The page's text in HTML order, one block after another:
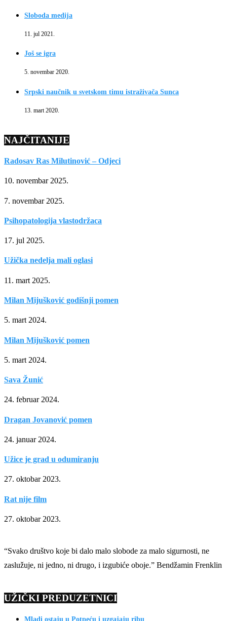
Sloboda medija
11. jul 2021.
Još se igra
5. novembar 2020.
Srpski naučnik u svetskom timu istraživača Sunca
13. mart 2020.
NAJČITANIJE
Radosav Ras Milutinović – Odjeci
10. novembar 2025.
7. novembar 2025.
Psihopatologija vlastodržaca
17. jul 2025.
Užička nedelja mali oglasi
11. mart 2025.
Milan Mijušković godišnji pomen
5. mart 2024.
Milan Mijušković pomen
5. mart 2024.
Sava Žunić
24. februar 2024.
Dragan Jovanović pomen
24. januar 2024.
Užice je grad u odumiranju
27. oktobar 2023.
Rat nije film
27. oktobar 2023.
“Svako društvo koje bi dalo malo slobode za malo sigurnosti, ne
zaslužuje, ni jedno, ni drugo, i izgubiće oboje.” Bendžamin Frenklin
UŽIČKI PREDUZETNICI
Mladi ostaju u Potpeću i uzgajaju ribu